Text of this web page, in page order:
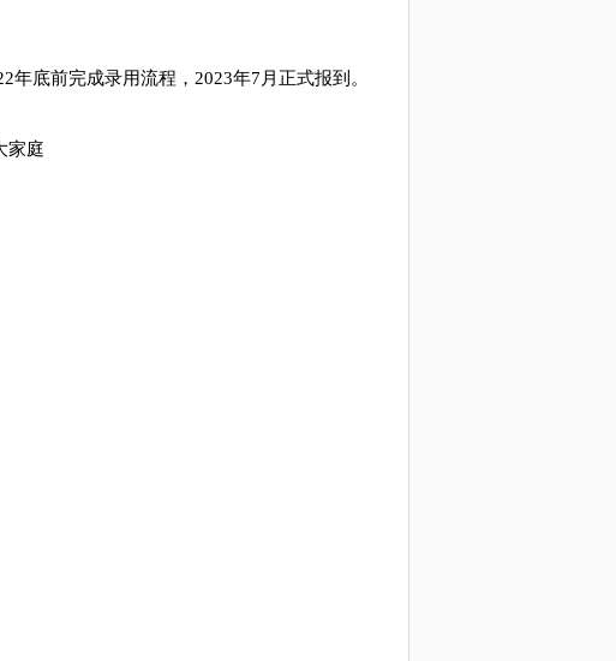
2年底前完成录用流程 ， 2023年7月正式报到。
家庭